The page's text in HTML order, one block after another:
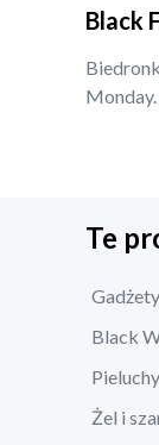
Black
Te
Black
Żel i